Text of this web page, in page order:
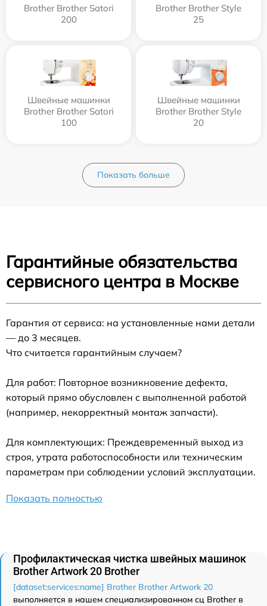
Brother Brother Satori
200
Brother Brother Style
25
Швейные машинки
Brother Brother Satori
100
Швейные машинки
Brother Brother Style
20
Показать больше
Гарантийные обязательства
сервисного центра в Москве
Гарантия от сервиса: на установленные нами детали
— до 3 месяцев.
Что считается гарантийным случаем?
Для работ: Повторное возникновение дефекта,
который прямо обусловлен с выполненной работой
(например, некорректный монтаж запчасти).
Для комплектующих: Преждевременный выход из
строя, утрата работоспособности или техническим
параметрам при соблюдении условий эксплуатации.
Показать полностью
Профилактическая чистка швейных машинок
Brother Artwork 20 Brother
[dataset:services:name] Brother Brother Artwork 20
выполняется в нашем специализированном сц Brother в